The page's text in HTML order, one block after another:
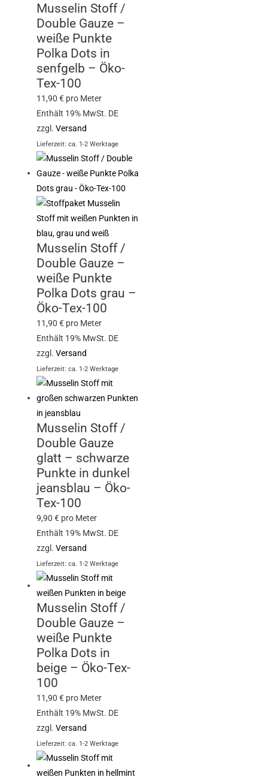
Musselin Stoff /
Double Gauze –
weiße Punkte
Polka Dots in
senfgelb – Öko-
Tex-100
11,90€ pro Meter
Enthält 19% MwSt. DE
zzgl.Versand
Lieferzeit: ca. 1-2 Werktage
Musselin Stoff /
Double Gauze –
weiße Punkte
Polka Dots grau –
Öko-Tex-100
11,90€ pro Meter
Enthält 19% MwSt. DE
zzgl.Versand
Lieferzeit: ca. 1-2 Werktage
Musselin Stoff /
Double Gauze
glatt – schwarze
Punkte in dunkel
jeansblau – Öko-
Tex-100
9,90€ pro Meter
Enthält 19% MwSt. DE
zzgl.Versand
Lieferzeit: ca. 1-2 Werktage
Musselin Stoff /
Double Gauze –
weiße Punkte
Polka Dots in
beige – Öko-Tex-
100
11,90€ pro Meter
Enthält 19% MwSt. DE
zzgl.Versand
Lieferzeit: ca. 1-2 Werktage